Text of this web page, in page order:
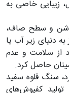
زیبایی خاصی به
و سطح صاف،
دنیای زیر آب یا
از سلامت و عدم
حاصل کرد.
سنگ قلوه سفید
کفپوش‌های